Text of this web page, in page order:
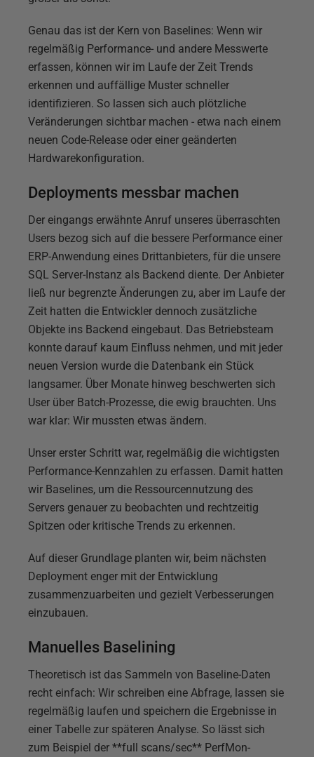
Genau das ist der Kern von Baselines: Wenn wir
regelmäßig Performance- und andere Messwerte
erfassen, können wir im Laufe der Zeit Trends
erkennen und auffällige Muster schneller
identifizieren. So lassen sich auch plötzliche
Veränderungen sichtbar machen - etwa nach einem
neuen Code-Release oder einer geänderten
Hardwarekonfiguration.
Deployments messbar machen
Der eingangs erwähnte Anruf unseres überraschten
Users bezog sich auf die bessere Performance einer
ERP-Anwendung eines Drittanbieters, für die unsere
SQL Server-Instanz als Backend diente. Der Anbieter
ließ nur begrenzte Änderungen zu, aber im Laufe der
Zeit hatten die Entwickler dennoch zusätzliche
Objekte ins Backend eingebaut. Das Betriebsteam
konnte darauf kaum Einfluss nehmen, und mit jeder
neuen Version wurde die Datenbank ein Stück
langsamer. Über Monate hinweg beschwerten sich
User über Batch-Prozesse, die ewig brauchten. Uns
war klar: Wir mussten etwas ändern.
Unser erster Schritt war, regelmäßig die wichtigsten
Performance-Kennzahlen zu erfassen. Damit hatten
wir Baselines, um die Ressourcennutzung des
Servers genauer zu beobachten und rechtzeitig
Spitzen oder kritische Trends zu erkennen.
Auf dieser Grundlage planten wir, beim nächsten
Deployment enger mit der Entwicklung
zusammenzuarbeiten und gezielt Verbesserungen
einzubauen.
Manuelles Baselining
Theoretisch ist das Sammeln von Baseline-Daten
recht einfach: Wir schreiben eine Abfrage, lassen sie
regelmäßig laufen und speichern die Ergebnisse in
einer Tabelle zur späteren Analyse. So lässt sich
zum Beispiel der **full scans/sec** PerfMon-